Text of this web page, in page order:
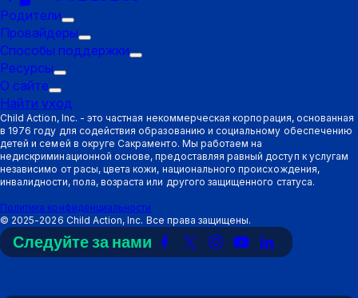
Родители
Подменю
"Триггер":
Родители
Провайдеры
Подменю
"Триггер":
Способы поддержки
Подменю
поддержки
Ресурсы
Подменю
"Триггер":
Ресурсы
О сайте
Подменю
"Триггер":
О
сайте
Найти уход
Child Action, Inc. - это частная некоммерческая корпорация, основанная
в 1976 году для содействия образованию и социальному обеспечению
детей и семей в округе Сакраменто. Мы работаем на
недискриминационной основе, предоставляя равный доступ к услугам
независимо от расы, цвета кожи, национального происхождения,
инвалидности, пола, возраста или другого защищенного статуса.
Политика конфиденциальности
© 2025-2026 Child Action, Inc. Все права защищены.
Следуйте за нами Ссылка
на
Ссылка
на
Ссылка
на
Ссылка
на
Ссылка
на